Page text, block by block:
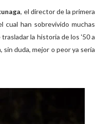
, el director de la primera
han sobrevivido muchas
la historia de los '50 a
duda, mejor o peor ya sería